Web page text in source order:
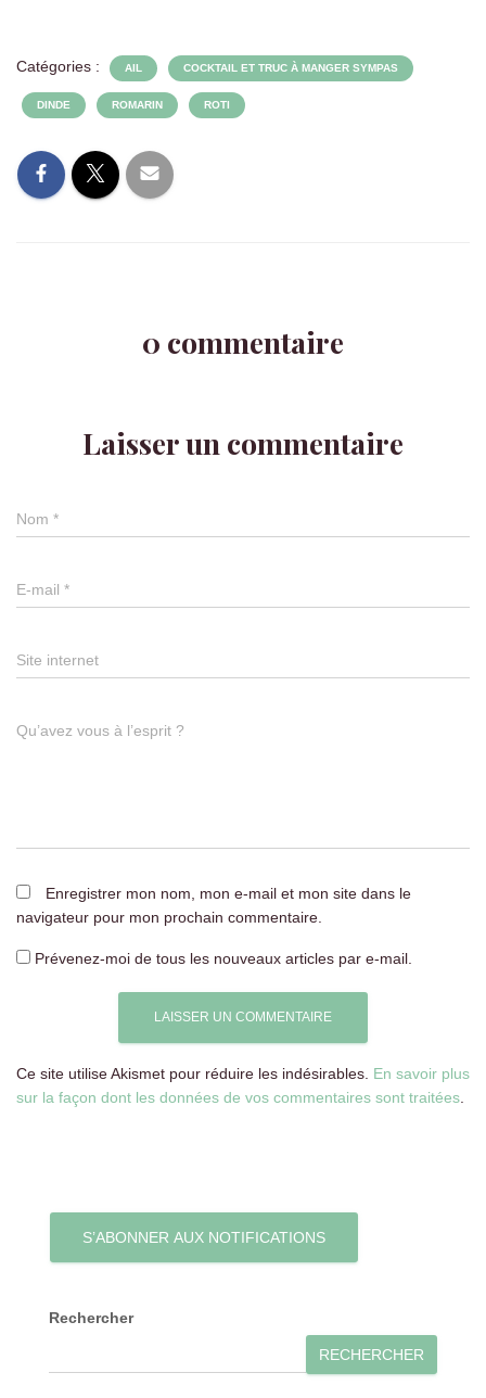
Catégories : AIL COCKTAIL ET TRUC À MANGER SYMPAS
DINDE ROMARIN ROTI
0 commentaire
Laisser un commentaire
Nom *
E-mail *
Site internet
Qu’avez vous à l’esprit ?
Enregistrer mon nom, mon e-mail et mon site dans le
navigateur pour mon prochain commentaire.
Prévenez-moi de tous les nouveaux articles par e-mail.
Ce site utilise Akismet pour réduire les indésirables. En savoir plus
sur la façon dont les données de vos commentaires sont traitées
S’ABONNER AUX NOTIFICATIONS
Rechercher
RECHERCHER